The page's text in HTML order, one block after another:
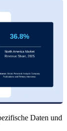
Daten und